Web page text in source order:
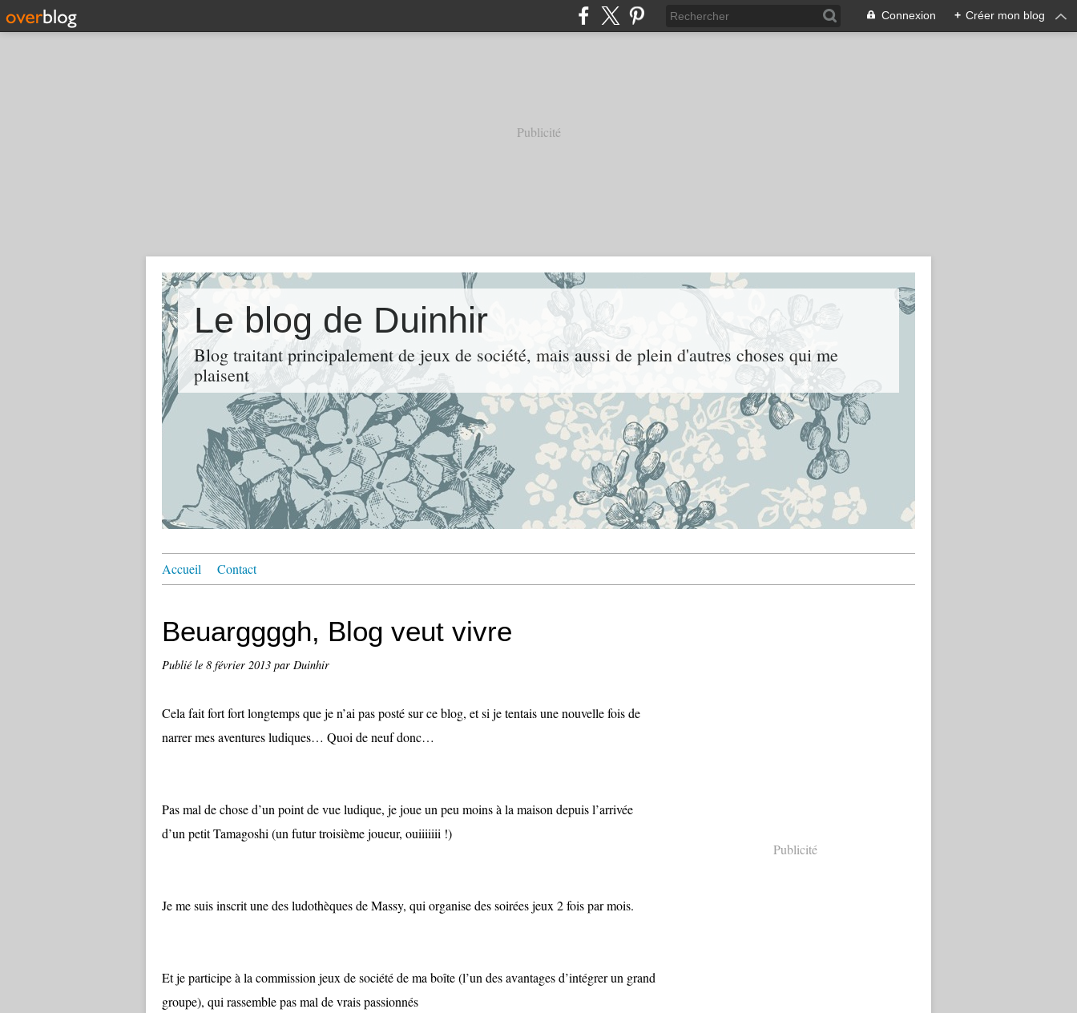
Connexion + Créer mon blog
Publicité
Le blog de Duinhir
Blog traitant principalement de jeux de société, mais aussi de plein d'autres choses qui me
plaisent
Accueil Contact
Beuarggggh, Blog veut vivre
Publié le 8 février 2013 par Duinhir
Cela fait fort fort longtemps que je n’ai pas posté sur ce blog, et si je tentais une nouvelle fois de
narrer mes aventures ludiques… Quoi de neuf donc…
Pas mal de chose d’un point de vue ludique, je joue un peu moins à la maison depuis l’arrivée
d’un petit Tamagoshi (un futur troisième joueur, ouiiiiiii !)
Je me suis inscrit une des ludothèques de Massy, qui organise des soirées jeux 2 fois par mois.
Et je participe à la commission jeux de société de ma boîte (l’un des avantages d’intégrer un grand
groupe), qui rassemble pas mal de vrais passionnés
Publicité